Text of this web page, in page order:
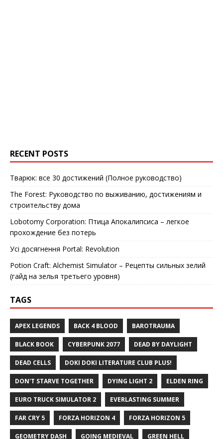
RECENT POSTS
Тварюк: все 30 достижений (Полное руководство)
The Forest: Руководство по выживанию, достижениям и
строительству дома
Lobotomy Corporation: Птица Апокалипсиса – легкое
прохождение без потерь
Усі досягнення Portal: Revolution
Potion Craft: Alchemist Simulator – Рецепты сильных зелий
(гайд на зелья третьего уровня)
TAGS
APEX LEGENDS BACK 4 BLOOD BAROTRAUMA
BLACK BOOK CYBERPUNK 2077 DEAD BY DAYLIGHT
DEAD CELLS DOKI DOKI LITERATURE CLUB PLUS!
DON'T STARVE TOGETHER DYING LIGHT 2 ELDEN RING
EURO TRUCK SIMULATOR 2 EVERLASTING SUMMER
FAR CRY 5 FORZA HORIZON 4 FORZA HORIZON 5
GEOMETRY DASH GOING MEDIEVAL GREEN HELL